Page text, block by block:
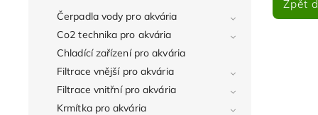
Čerpadla vody pro akvária
Co2 technika pro akvária
Chladící zařízení pro akvária
Filtrace vnější pro akvária
Filtrace vnitřní pro akvária
Krmítka pro akvária
Zpět